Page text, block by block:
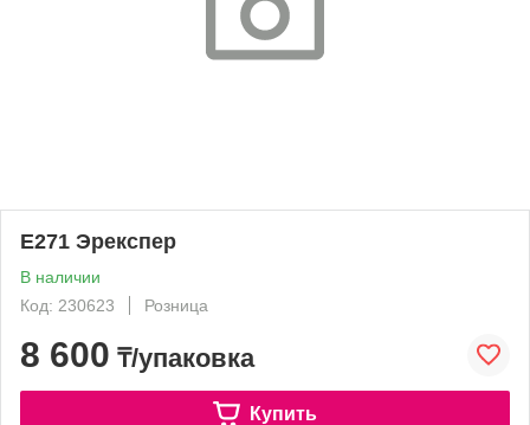
Е271 Эрекспер
В наличии
Код: 230623
Розница
8 600 ₸/упаковка
Купить